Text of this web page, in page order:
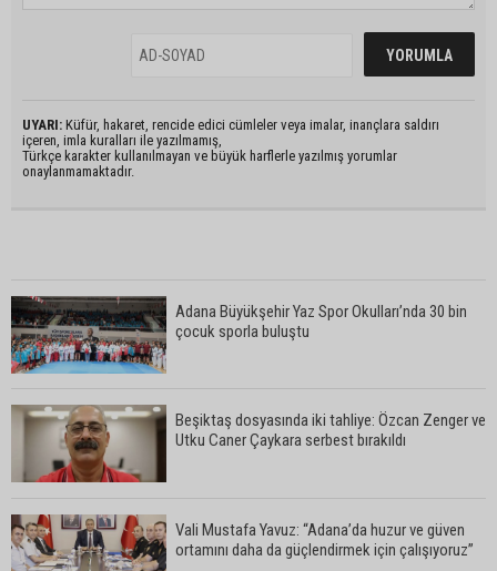
UYARI: Küfür, hakaret, rencide edici cümleler veya imalar, inançlara saldırı
içeren, imla kuralları ile yazılmamış,
Türkçe karakter kullanılmayan ve büyük harflerle yazılmış yorumlar
onaylanmamaktadır.
Adana Büyükşehir Yaz Spor Okulları’nda 30 bin
çocuk sporla buluştu
Beşiktaş dosyasında iki tahliye: Özcan Zenger ve
Utku Caner Çaykara serbest bırakıldı
Vali Mustafa Yavuz: “Adana’da huzur ve güven
ortamını daha da güçlendirmek için çalışıyoruz”